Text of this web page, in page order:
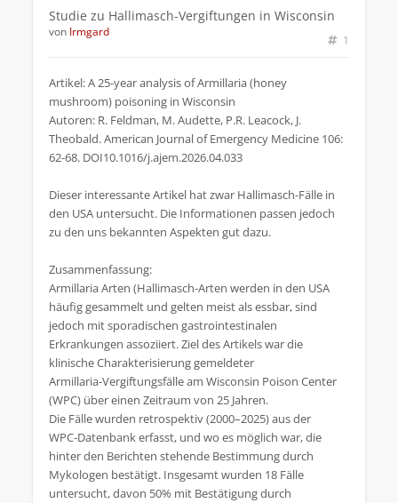
Studie zu Hallimasch-Vergiftungen in Wisconsin
1
von Irmgard
Artikel: A 25-year analysis of Armillaria (honey
mushroom) poisoning in Wisconsin
Autoren: R. Feldman, M. Audette, P.R. Leacock, J.
Theobald. American Journal of Emergency Medicine 106:
62-68. DOI10.1016/j.ajem.2026.04.033
Dieser interessante Artikel hat zwar Hallimasch-Fälle in
den USA untersucht. Die Informationen passen jedoch
zu den uns bekannten Aspekten gut dazu.
Zusammenfassung:
Armillaria Arten (Hallimasch-Arten werden in den USA
häufig gesammelt und gelten meist als essbar, sind
jedoch mit sporadischen gastrointestinalen
Erkrankungen assoziiert. Ziel des Artikels war die
klinische Charakterisierung gemeldeter
Armillaria‑Vergiftungsfälle am Wisconsin Poison Center
(WPC) über einen Zeitraum von 25 Jahren.
Die Fälle wurden retrospektiv (2000–2025) aus der
WPC‑Datenbank erfasst, und wo es möglich war, die
hinter den Berichten stehende Bestimmung durch
Mykologen bestätigt. Insgesamt wurden 18 Fälle
untersucht, davon 50% mit Bestätigung durch